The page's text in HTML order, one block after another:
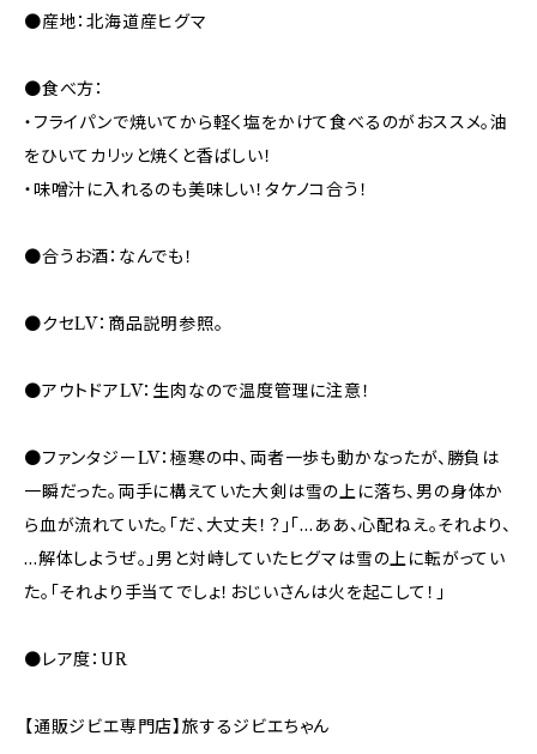
●産地：北海道産ヒグマ
●食べ方：
・フライパンで焼いてから軽く塩をかけて食べるのがおススメ。油
をひいてカリッと焼くと香ばしい！
・味噌汁に入れるのも美味しい！タケノコ合う！
●合うお酒：なんでも！
●クセLV：商品説明参照。
●アウトドアLV：生肉なので温度管理に注意！
●ファンタジーLV：極寒の中、両者一歩も動かなったが、勝負は
一瞬だった。両手に構えていた大剣は雪の上に落ち、男の身体か
ら血が流れていた。「だ、大丈夫！？」「…ああ、心配ねえ。それより、
…解体しようぜ。」男と対峙していたヒグマは雪の上に転がってい
た。「それより手当てでしょ！おじいさんは火を起こして！」
●レア度：UR
【通販ジビエ専門店】旅するジビエちゃん